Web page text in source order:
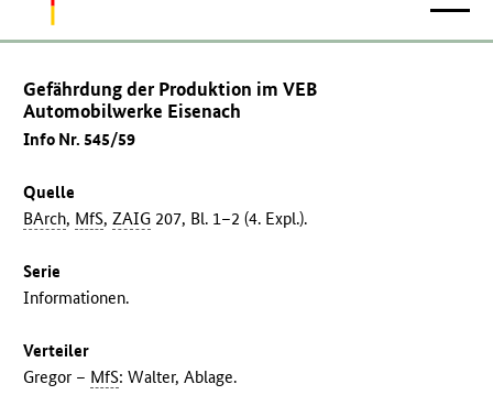
Gefährdung der Produktion im VEB
Automobilwerke Eisenach
Info Nr. 545/59
Quelle
BArch, MfS,ZAIG 207, Bl. 1–2 (4. Expl.).
Serie
Informationen.
Verteiler
Gregor – MfS: Walter, Ablage.